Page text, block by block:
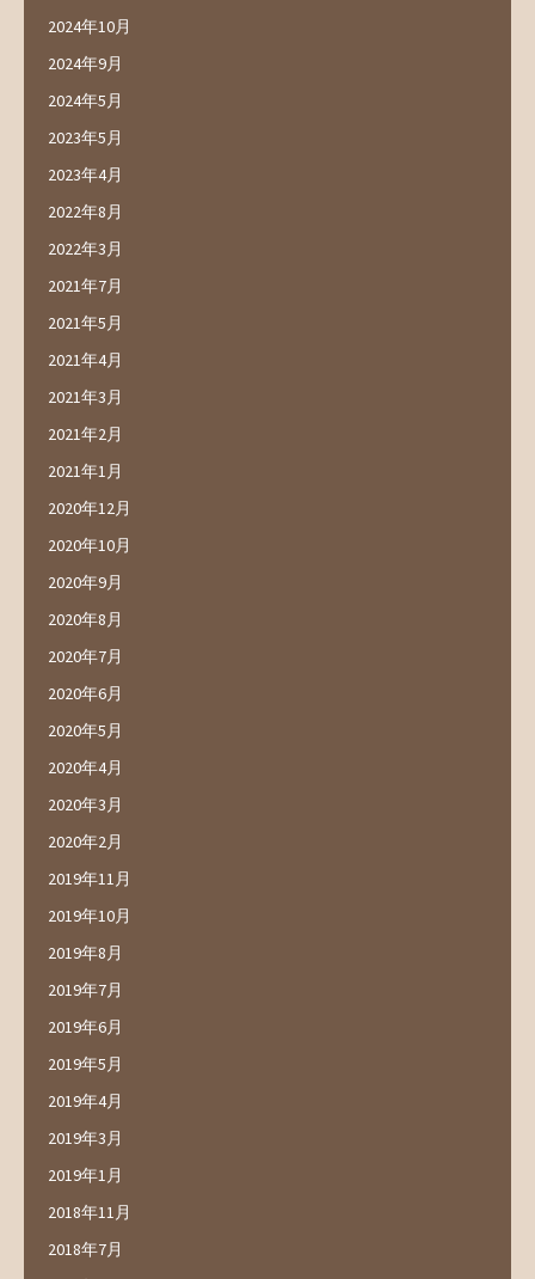
2024年10月
2024年9月
2024年5月
2023年5月
2023年4月
2022年8月
2022年3月
2021年7月
2021年5月
2021年4月
2021年3月
2021年2月
2021年1月
2020年12月
2020年10月
2020年9月
2020年8月
2020年7月
2020年6月
2020年5月
2020年4月
2020年3月
2020年2月
2019年11月
2019年10月
2019年8月
2019年7月
2019年6月
2019年5月
2019年4月
2019年3月
2019年1月
2018年11月
2018年7月